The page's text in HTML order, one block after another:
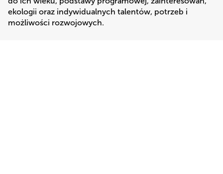
ekologii oraz indywidualnych talentów, potrzeb i
możliwości rozwojowych.